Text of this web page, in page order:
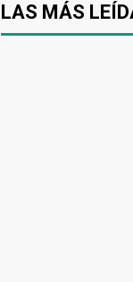
LAS MÁS